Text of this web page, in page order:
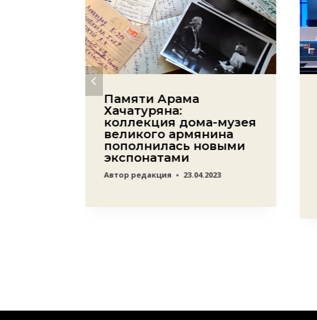
Памяти Арама
Хачатуряна:
коллекция дома-музея
великого армянина
пополнилась новыми
экспонатами
Автор редакция 23.04.2023